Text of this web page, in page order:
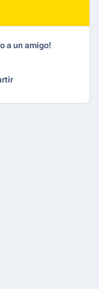
a un amigo!